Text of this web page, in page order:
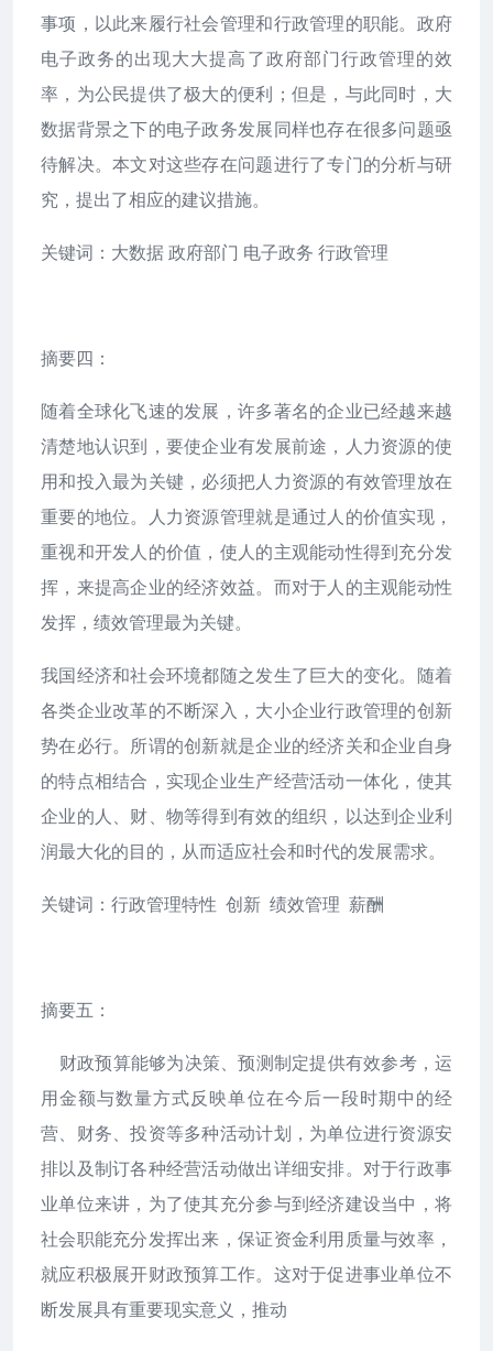
事项，以此来履行社会管理和行政管理的职能。政府
电子政务的出现大大提高了政府部门行政管理的效
率，为公民提供了极大的便利；但是，与此同时，大
数据背景之下的电子政务发展同样也存在很多问题亟
待解决。本文对这些存在问题进行了专门的分析与研
究，提出了相应的建议措施。
关键词：大数据 政府部门 电子政务 行政管理
摘要四：
随着全球化飞速的发展，许多著名的企业已经越来越
清楚地认识到，要使企业有发展前途，人力资源的使
用和投入最为关键，必须把人力资源的有效管理放在
重要的地位。人力资源管理就是通过人的价值实现，
重视和开发人的价值，使人的主观能动性得到充分发
挥，来提高企业的经济效益。而对于人的主观能动性
发挥，绩效管理最为关键。
我国经济和社会环境都随之发生了巨大的变化。随着
各类企业改革的不断深入，大小企业行政管理的创新
势在必行。所谓的创新就是企业的经济关和企业自身
的特点相结合，实现企业生产经营活动一体化，使其
企业的人、财、物等得到有效的组织，以达到企业利
润最大化的目的，从而适应社会和时代的发展需求。
关键词：行政管理特性 创新 绩效管理 薪酬
摘要五：
财政预算能够为决策、预测制定提供有效参考，运
用金额与数量方式反映单位在今后一段时期中的经
营、财务、投资等多种活动计划，为单位进行资源安
排以及制订各种经营活动做出详细安排。对于行政事
业单位来讲，为了使其充分参与到经济建设当中，将
社会职能充分发挥出来，保证资金利用质量与效率，
就应积极展开财政预算工作。这对于促进事业单位不
断发展具有重要现实意义，推动